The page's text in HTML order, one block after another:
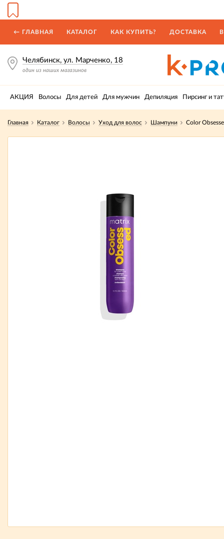
← ГЛАВНАЯ КАТАЛОГ КАК КУПИТЬ? ДОСТАВКА
Челябинск, ул. Марченко, 18
один из наших магазинов
АКЦИЯ Волосы Для детей Для мужчин Депиляция Пирсинг и
Главная Каталог Волосы Уход для волос Шампуни Color